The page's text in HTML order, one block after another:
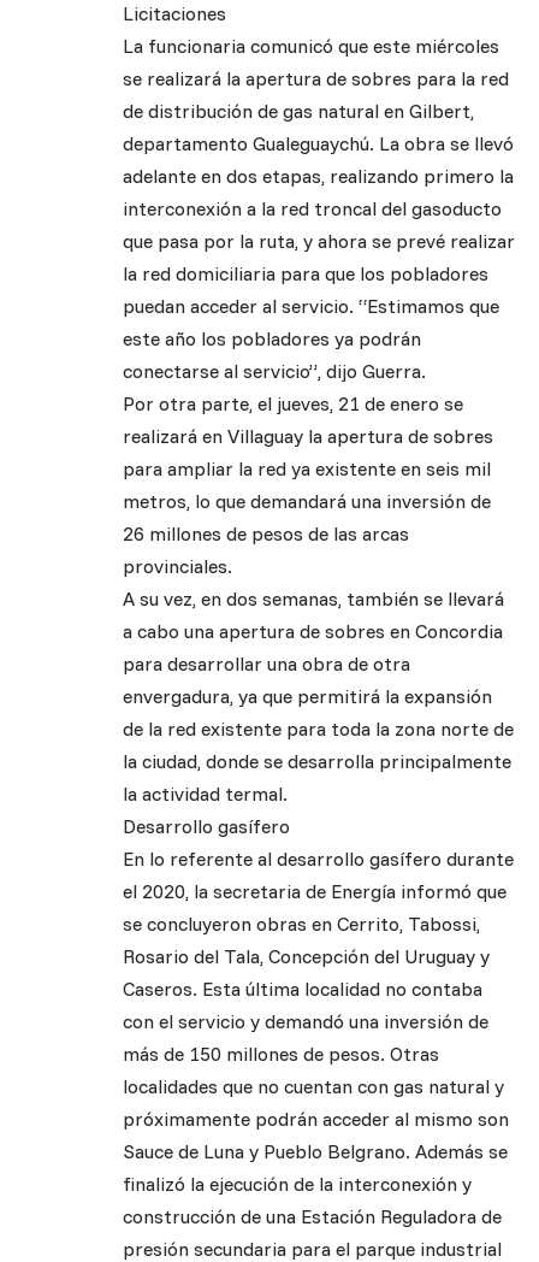
Licitaciones
La funcionaria comunicó que este miércoles
se realizará la apertura de sobres para la red
de distribución de gas natural en Gilbert,
departamento Gualeguaychú. La obra se llevó
adelante en dos etapas, realizando primero la
interconexión a la red troncal del gasoducto
que pasa por la ruta, y ahora se prevé realizar
la red domiciliaria para que los pobladores
puedan acceder al servicio. “Estimamos que
este año los pobladores ya podrán
conectarse al servicio”, dijo Guerra.
Por otra parte, el jueves, 21 de enero se
realizará en Villaguay la apertura de sobres
para ampliar la red ya existente en seis mil
metros, lo que demandará una inversión de
26 millones de pesos de las arcas
provinciales.
A su vez, en dos semanas, también se llevará
a cabo una apertura de sobres en Concordia
para desarrollar una obra de otra
envergadura, ya que permitirá la expansión
de la red existente para toda la zona norte de
la ciudad, donde se desarrolla principalmente
la actividad termal.
Desarrollo gasífero
En lo referente al desarrollo gasífero durante
el 2020, la secretaria de Energía informó que
se concluyeron obras en Cerrito, Tabossi,
Rosario del Tala, Concepción del Uruguay y
Caseros. Esta última localidad no contaba
con el servicio y demandó una inversión de
más de 150 millones de pesos. Otras
localidades que no cuentan con gas natural y
próximamente podrán acceder al mismo son
Sauce de Luna y Pueblo Belgrano. Además se
finalizó la ejecución de la interconexión y
construcción de una Estación Reguladora de
presión secundaria para el parque industrial